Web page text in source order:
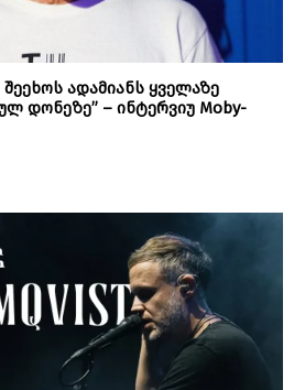
შეეხოს ადამიანს ყველაზე
დონეზე” – ინტერვიუ Moby-